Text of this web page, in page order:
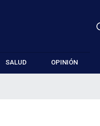
SALUD OPINIÓN